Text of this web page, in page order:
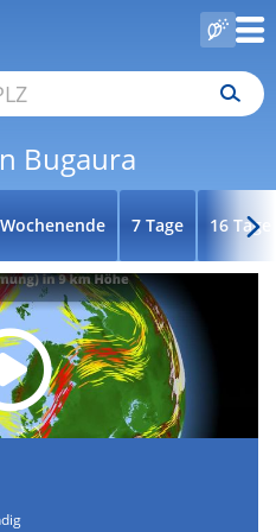
Bugaura
Wochenende 7 Tage 16 Tage